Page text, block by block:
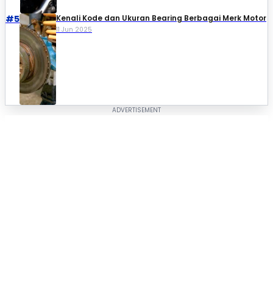
#5 Kenali Kode dan Ukuran Bearing Berbagai Merk Motor
11 Jun 2025